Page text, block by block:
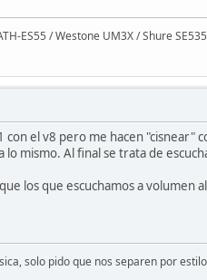
ES55 / Westone UM3X / Shure SE535
el v8 pero me hacen "cisnear"
mismo. Al final se trata de
los que escuchamos a
solo pido que nos separen por